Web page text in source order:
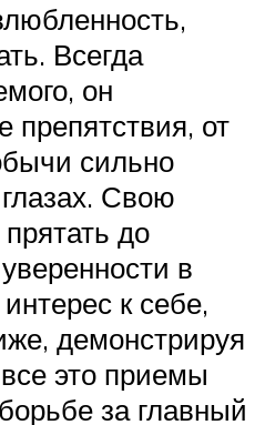
Всегда
он
препятствия, от
сильно
Свою
до
в
к себе,
демонстрируя
это приемы
за главный